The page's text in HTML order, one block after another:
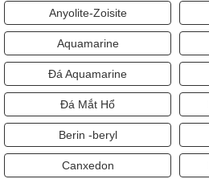
Anyolite-Zoisite
Aquamarine
Đá Aquamarine
Đá Mắt Hổ
Berin -beryl
Canxedon